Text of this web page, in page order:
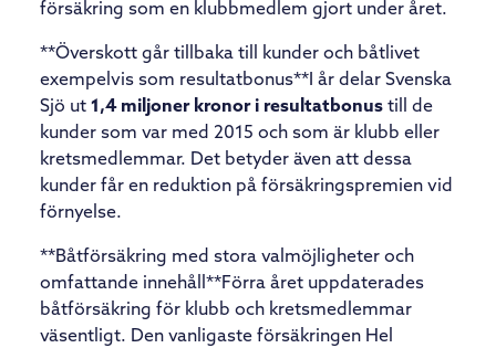
försäkring som en klubbmedlem gjort under året.
**Överskott går tillbaka till kunder och båtlivet
exempelvis som resultatbonus**I år delar Svenska
Sjö ut 1,4 miljoner kronor i resultatbonus till de
kunder som var med 2015 och som är klubb eller
kretsmedlemmar. Det betyder även att dessa
kunder får en reduktion på försäkringspremien vid
förnyelse.
**Båtförsäkring med stora valmöjligheter och
omfattande innehåll **Förra året uppdaterades
båtförsäkring för klubb och kretsmedlemmar
väsentligt. Den vanligaste försäkringen Hel